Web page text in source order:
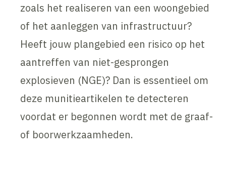
zoals het realiseren van een woongebied
of het aanleggen van infrastructuur?
Heeft jouw plangebied een risico op het
aantreffen van niet-gesprongen
explosieven (NGE)? Dan is essentieel om
deze munitieartikelen te detecteren
voordat er begonnen wordt met de graaf-
of boorwerkzaamheden.